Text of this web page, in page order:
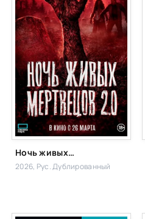
Ночь живых мертвецов 2.0
2026, Рус. Дублированный